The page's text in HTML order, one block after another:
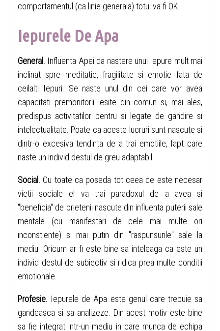
comportamentul (ca linie generala) totul va fi OK.
Iepurele De Apa
General. Influenta Apei da nastere unui Iepure mult mai
inclinat spre meditatie, fragilitate si emotie fata de
ceilalti Iepuri. Se naste unul din cei care vor avea
capacitati premonitorii iesite din comun si, mai ales,
predispus activitatilor pentru si legate de gandire si
intelectualitate. Poate ca aceste lucruri sunt nascute si
dintr-o excesiva tendinta de a trai emotiile, fapt care
naste un individ destul de greu adaptabil.
Social. Cu toate ca poseda tot ceea ce este necesar
vietii sociale el va trai paradoxul de a avea si
"beneficia" de prietenii nascute din influenta puterii sale
mentale (cu manifestari de cele mai multe ori
inconstiente) si mai putin din "raspunsurile" sale la
mediu. Oricum ar fi este bine sa inteleaga ca este un
individ destul de subiectiv si ridica prea multe conditii
emotionale.
Profesie. Iepurele de Apa este genul care trebuie sa
gandeasca si sa analizeze. Din acest motiv este bine
sa fie integrat intr-un mediu in care munca de echipa